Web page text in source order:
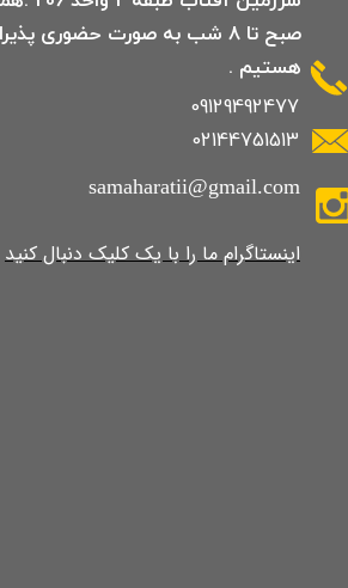
09129492477
02144751513
صبح تا 8 شب به صورت حضوری
هستیم .
samaharatii@gmail.com
​​​​​​​​​اینستاگرام ما را با یک کلیک دنبال کنید